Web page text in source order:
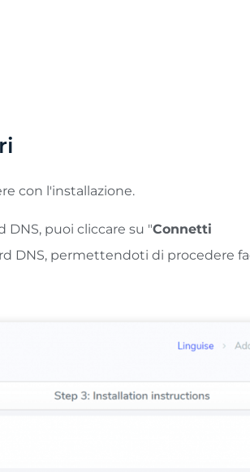
con l'installazione.
puoi cliccare su "Connetti
DNS, permettendoti di procedere